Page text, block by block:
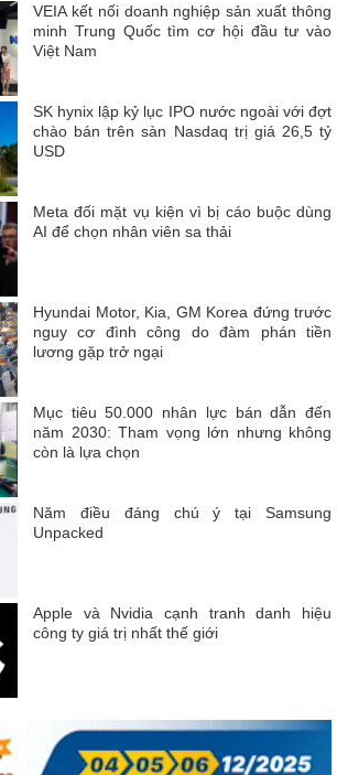
VEIA kết nối doanh nghiệp sản xuất thông
minh Trung Quốc tìm cơ hội đầu tư vào
Việt Nam
SK hynix lập kỷ lục IPO nước ngoài với đợt
chào bán trên sàn Nasdaq trị giá 26,5 tỷ
USD
Meta đối mặt vụ kiện vì bị cáo buộc dùng
AI để chọn nhân viên sa thải
Hyundai Motor, Kia, GM Korea đứng trước
nguy cơ đình công do đàm phán tiền
lương gặp trở ngại
Mục tiêu 50.000 nhân lực bán dẫn đến
năm 2030: Tham vọng lớn nhưng không
còn là lựa chọn
Năm điều đáng chú ý tại Samsung
Unpacked
Apple và Nvidia cạnh tranh danh hiệu
công ty giá trị nhất thế giới